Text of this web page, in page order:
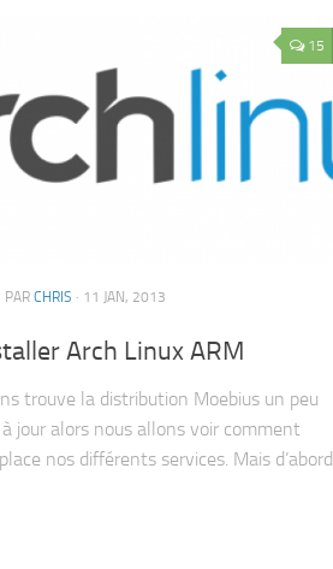
15
· PAR CHRIS · 11 JAN, 2013
Arch Linux ARM
trouve la distribution Moebius un peu
jour alors nous allons voir comment
nos différents services. Mais d’abord